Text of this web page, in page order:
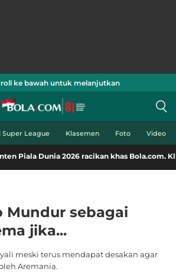
ke bawah untuk melanjutkan
Super League Klasemen Foto Video
2026 racikan khas Bola.com. Klik di sini!
Mundur sebagai
jika...
meski terus mendapat desakan agar
Aremania.